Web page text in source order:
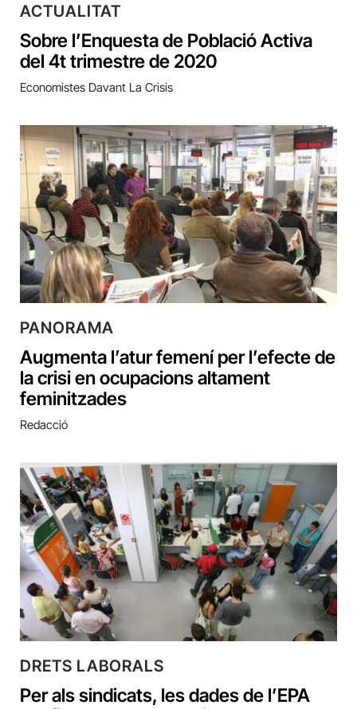
ACTUALITAT
Sobre l’Enquesta de Població Activa
del 4t trimestre de 2020
Economistes Davant La Crisis
PANORAMA
Augmenta l’atur femení per l’efecte de
la crisi en ocupacions altament
feminitzades
Redacció
DRETS LABORALS
Per als sindicats, les dades de l’EPA